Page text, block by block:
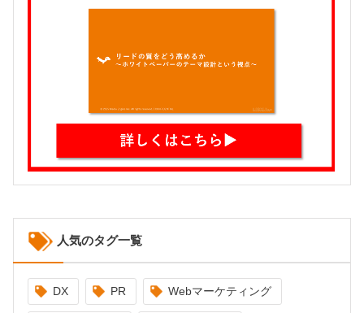
人気のタグ一覧
DX PR Webマーケティング